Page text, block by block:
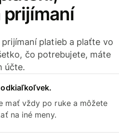
prijímaní
platieb a plaťte vo
čo potrebujete, máte
účte.
mať vždy po ruke a môžete
na iné meny.